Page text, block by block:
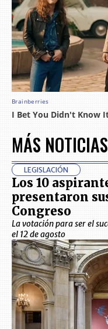
MÁS NOTICIAS
LEGISLACIÓN
Los 10
presentaron
Congreso
La votación para ser el
el 12 de agosto